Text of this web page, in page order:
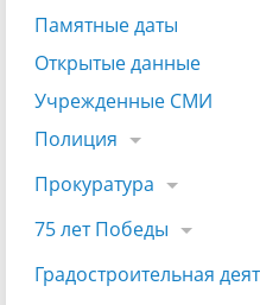
Памятные даты
Открытые данные
Учрежденные СМИ
Полиция
Прокуратура
75 лет Победы
Градостроительная